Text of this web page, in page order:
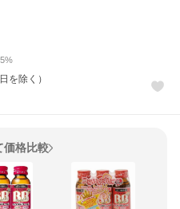
5%
を除く）
価格比較